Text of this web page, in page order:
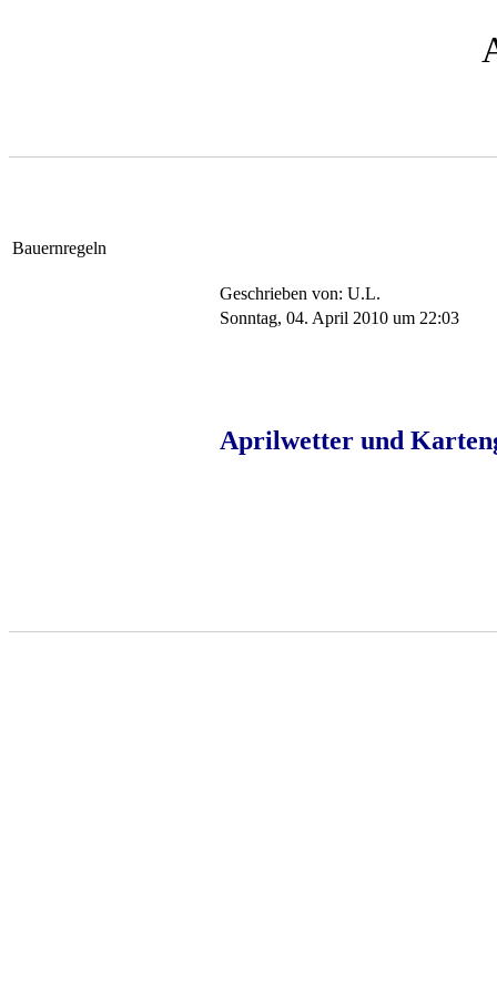
Bauernregeln
Geschrieben von: U.L.
Sonntag, 04. April 2010 um 22:03
Aprilwetter und